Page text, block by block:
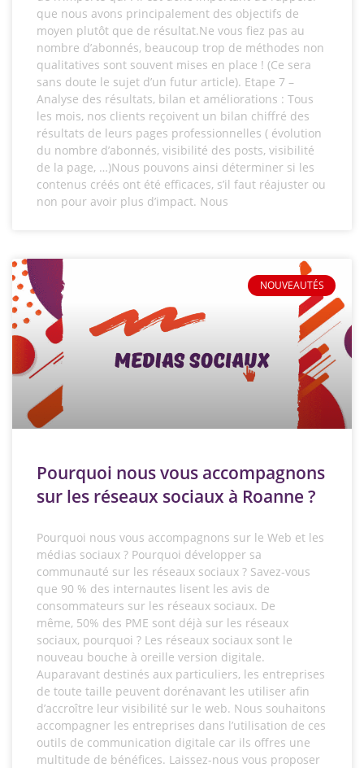
que nous avons principalement des objectifs de
moyen plutôt que de résultat.Ne vous fiez pas au
nombre d’abonnés, beaucoup trop de méthodes non
qualitatives sont souvent mises en place ! (Ce sera
sans doute le sujet d’un futur article). Etape 7 –
Analyse des résultats, bilan et améliorations : Tous
les mois, nos clients reçoivent un bilan chiffré des
résultats de leurs pages professionnelles ( évolution
du nombre d’abonnés, visibilité des posts, visibilité
de la page, …)Nous pouvons ainsi déterminer si les
contenus créés ont été efficaces, s’il faut réajuster ou
non pour avoir plus d’impact. Nous
NOUVEAUTÉS
Pourquoi nous vous accompagnons
sur les réseaux sociaux à Roanne ?
Pourquoi nous vous accompagnons sur le Web et les
médias sociaux ? Pourquoi développer sa
communauté sur les réseaux sociaux ? Savez-vous
que 90 % des internautes lisent les avis de
consommateurs sur les réseaux sociaux. De
même, 50% des PME sont déjà sur les réseaux
sociaux, pourquoi ? Les réseaux sociaux sont le
nouveau bouche à oreille version digitale.
Auparavant destinés aux particuliers, les entreprises
de toute taille peuvent dorénavant les utiliser afin
d’accroître leur visibilité sur le web. Nous souhaitons
accompagner les entreprises dans l’utilisation de ces
outils de communication digitale car ils offres une
multitude de bénéfices. Laissez-nous vous proposer